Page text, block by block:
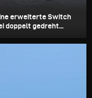
erweiterte Switch
doppelt gedreht...